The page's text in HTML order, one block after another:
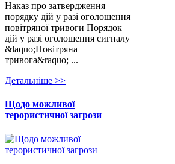
Наказ про затвердження
порядку дій у разі оголошення
повітряної тривоги Порядок
дій у разі оголошення сигналу
&laquo;Повітряна
тривога&raquo; ...
Детальнiше >>
Щодо можливої
терористичної загрози